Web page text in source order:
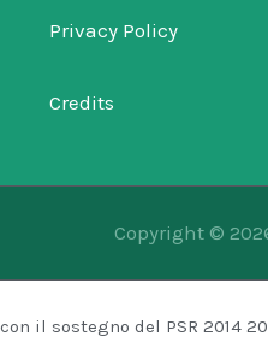
Privacy Policy
Credits
Copyright ©
il sostegno del PSR 2014